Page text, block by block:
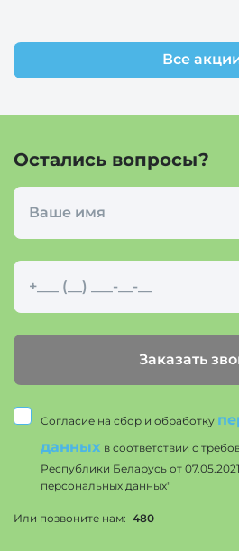
Все
Остались вопросы?
Заказать
Или позвоните нам: 480
Согласие на сбор и обработку
данных в соответствии с
Республики Беларусь от
персональных данных"